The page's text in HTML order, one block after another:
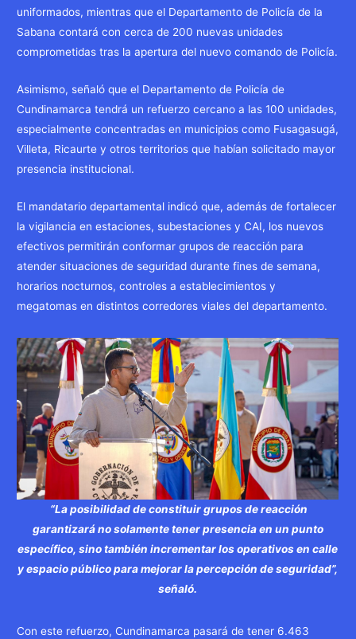
uniformados, mientras que el Departamento de Policía de la
Sabana contará con cerca de 200 nuevas unidades
comprometidas tras la apertura del nuevo comando de Policía.
Asimismo, señaló que el Departamento de Policía de
Cundinamarca tendrá un refuerzo cercano a las 100 unidades,
especialmente concentradas en municipios como Fusagasugá,
Villeta, Ricaurte y otros territorios que habían solicitado mayor
presencia institucional.
El mandatario departamental indicó que, además de fortalecer
la vigilancia en estaciones, subestaciones y CAI, los nuevos
efectivos permitirán conformar grupos de reacción para
atender situaciones de seguridad durante fines de semana,
horarios nocturnos, controles a establecimientos y
megatomas en distintos corredores viales del departamento.
“La posibilidad de constituir grupos de reacción
garantizará no solamente tener presencia en un punto
específico, sino también incrementar los operativos en calle
y espacio público para mejorar la percepción de seguridad”,
señaló.
Con este refuerzo, Cundinamarca pasará de tener 6.463